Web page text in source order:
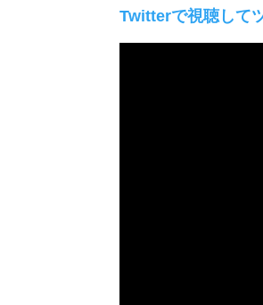
Twitterで視聴して